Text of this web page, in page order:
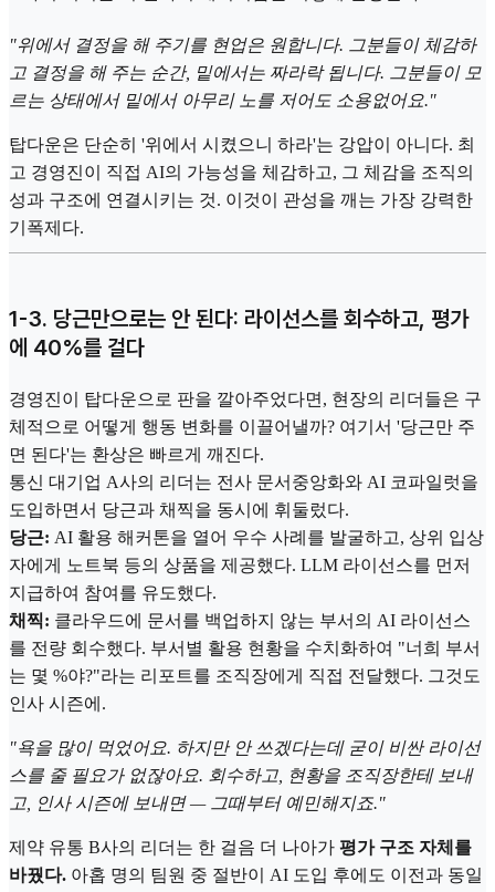
"위에서 결정을 해 주기를 현업은 원합니다. 그분들이 체감하
고 결정을 해 주는 순간, 밑에서는 짜라락 됩니다. 그분들이 모
르는 상태에서 밑에서 아무리 노를 저어도 소용없어요."
탑다운은 단순히 '위에서 시켰으니 하라'는 강압이 아니다. 최
고 경영진이 직접 AI의 가능성을 체감하고, 그 체감을 조직의
성과 구조에 연결시키는 것. 이것이 관성을 깨는 가장 강력한
기폭제다.
1-3. 당근만으로는 안 된다: 라이선스를 회수하고, 평가
에 40%를 걸다
경영진이 탑다운으로 판을 깔아주었다면, 현장의 리더들은 구
체적으로 어떻게 행동 변화를 이끌어낼까? 여기서 '당근만 주
면 된다'는 환상은 빠르게 깨진다.
통신 대기업 A사의 리더는 전사 문서중앙화와 AI 코파일럿을
도입하면서 당근과 채찍을 동시에 휘둘렀다.
당근: AI 활용 해커톤을 열어 우수 사례를 발굴하고, 상위 입상
자에게 노트북 등의 상품을 제공했다. LLM 라이선스를 먼저
지급하여 참여를 유도했다.
채찍: 클라우드에 문서를 백업하지 않는 부서의 AI 라이선스
를 전량 회수했다. 부서별 활용 현황을 수치화하여 "너희 부서
는 몇 %야?"라는 리포트를 조직장에게 직접 전달했다. 그것도
인사 시즌에.
"욕을 많이 먹었어요. 하지만 안 쓰겠다는데 굳이 비싼 라이선
스를 줄 필요가 없잖아요. 회수하고, 현황을 조직장한테 보내
고, 인사 시즌에 보내면 — 그때부터 예민해지죠."
제약 유통 B사의 리더는 한 걸음 더 나아가 평가 구조 자체를
바꿨다. 아홉 명의 팀원 중 절반이 AI 도입 후에도 이전과 동일